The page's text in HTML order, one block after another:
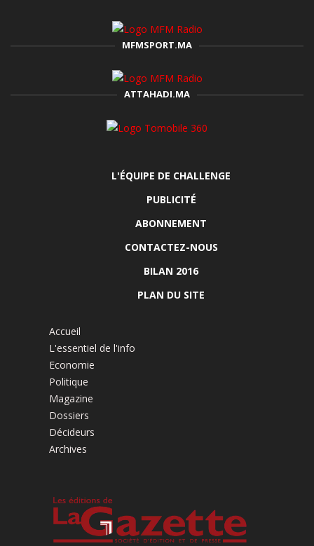
MFMSPORT.MA
ATTAHADI.MA
L'ÉQUIPE DE CHALLENGE
PUBLICITÉ
ABONNEMENT
CONTACTEZ-NOUS
BILAN 2016
PLAN DU SITE
Accueil
L'essentiel de l'info
Economie
Politique
Magazine
Dossiers
Décideurs
Archives